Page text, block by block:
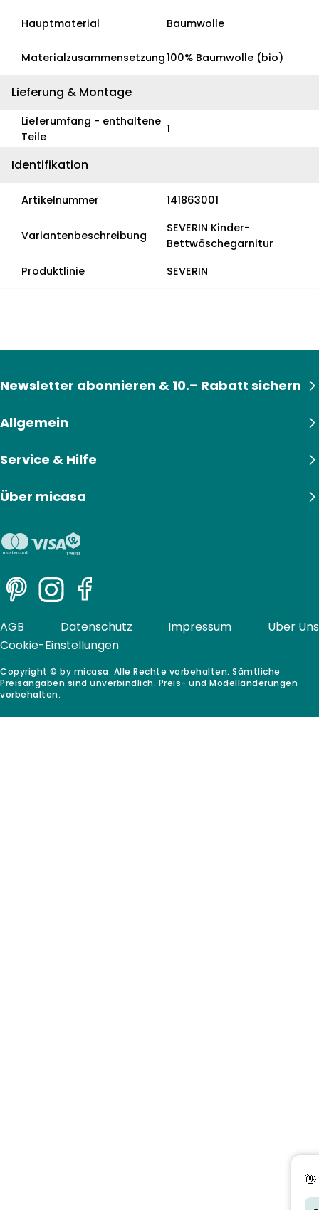
Hauptmaterial Baumwolle
Materialzusammensetzung100% Baumwolle (bio)
Lieferung & Montage
Lieferumfang - enthaltene
Teile
1
Identifikation
Artikelnummer 141863001
Variantenbeschreibung
SEVERIN Kinder-
Bettwäschegarnitur
Produktlinie
SEVERIN
Allgemein
Service & Hilfe
Über micasa
Newsletter abonnieren & 10.– Rabatt sichern
PinterestInstagramFacebook
Copyright © by micasa. Alle Rechte vorbehalten. Sämtliche
Preisangaben sind unverbindlich. Preis- und Modelländerungen
vorbehalten.
AGB Datenschutz Impressum
Über Uns
Cookie-Einstellungen